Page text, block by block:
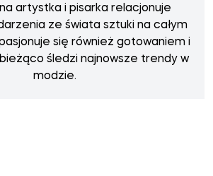
artystka i pisarka relacjonuje
ze świata sztuki na całym
się również gotowaniem i
śledzi najnowsze trendy w
modzie.